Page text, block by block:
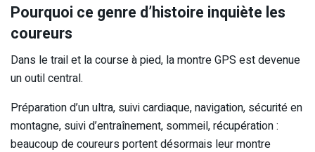
Pourquoi ce genre d’histoire inquiète les
coureurs
Dans le trail et la course à pied, la montre GPS est devenue
un outil central.
Préparation d’un ultra, suivi cardiaque, navigation, sécurité en
montagne, suivi d’entraînement, sommeil, récupération :
beaucoup de coureurs portent désormais leur montre